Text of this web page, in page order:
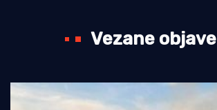
Vezane objave